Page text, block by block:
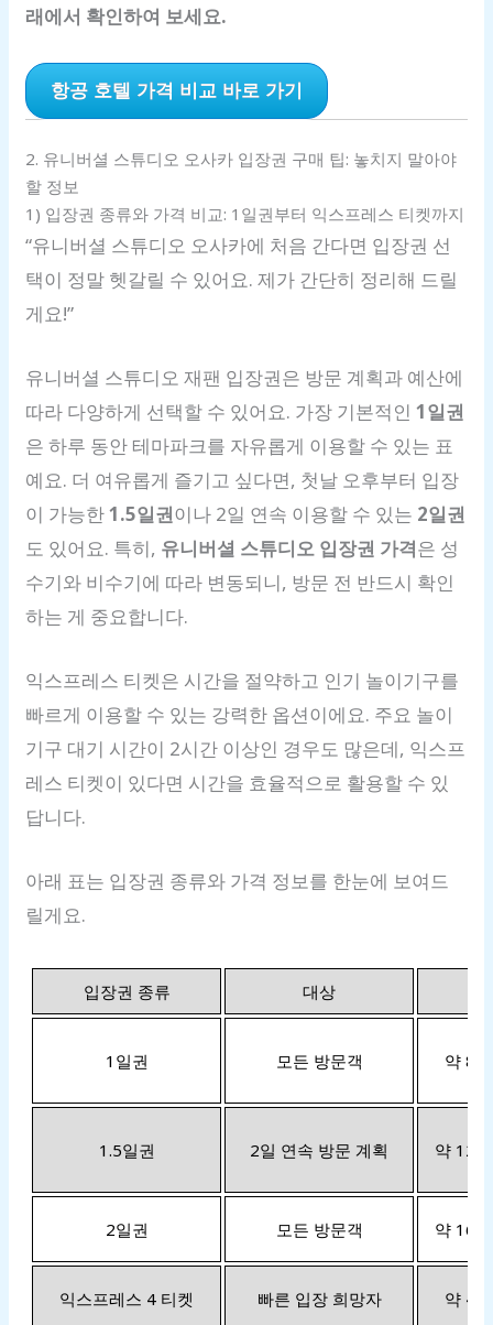
래에서 확인하여 보세요.
항공 호텔 가격 비교 바로 가기
2. 유니버셜 스튜디오 오사카 입장권 구매 팁: 놓치지 말아야
할 정보
1) 입장권 종류와 가격 비교: 1일권부터 익스프레스 티켓까지
“유니버셜 스튜디오 오사카에 처음 간다면 입장권 선
택이 정말 헷갈릴 수 있어요. 제가 간단히 정리해 드릴
게요!”
유니버셜 스튜디오 재팬 입장권은 방문 계획과 예산에
따라 다양하게 선택할 수 있어요. 가장 기본적인1일권
은 하루 동안 테마파크를 자유롭게 이용할 수 있는 표
예요. 더 여유롭게 즐기고 싶다면, 첫날 오후부터 입장
이 가능한1.5일권이나 2일 연속 이용할 수 있는 2일권
도 있어요. 특히, 유니버셜 스튜디오 입장권 가격은 성
수기와 비수기에 따라 변동되니, 방문 전 반드시 확인
하는 게 중요합니다.
익스프레스 티켓은 시간을 절약하고 인기 놀이기구를
빠르게 이용할 수 있는 강력한 옵션이에요. 주요 놀이
기구 대기 시간이 2시간 이상인 경우도 많은데, 익스프
레스 티켓이 있다면 시간을 효율적으로 활용할 수 있
답니다.
아래 표는 입장권 종류와 가격 정보를 한눈에 보여드
릴게요.
입장권 종류 대상
1일권 모든 방문객 약
1.5일권 2일 연속 방문 계획 약
2일권 모든 방문객 약
익스프레스 4 티켓 빠른 입장 희망자 약